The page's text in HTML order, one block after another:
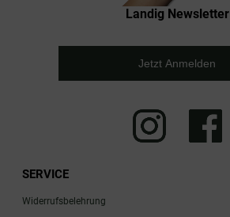
Landig Newsletter
Jetzt Anmelden
SERVICE
Widerrufsbelehrung